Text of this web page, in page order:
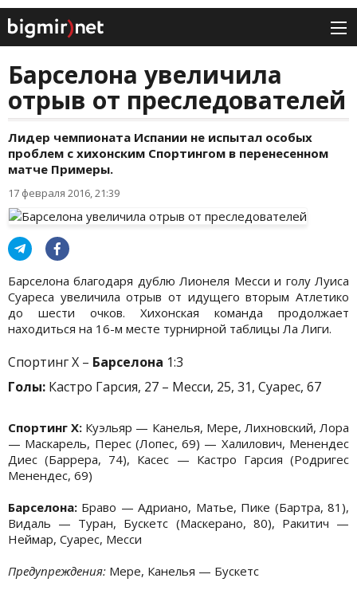
Барселона увеличила
отрыв от преследователей
Лидер чемпионата Испании не испытал особых
проблем с хихонским Спортингом в перенесенном
матче Примеры.
17 февраля 2016, 21:39
Барселона благодаря дублю Лионеля Месси и голу Луиса
Суареса увеличила отрыв от идущего вторым Атлетико
до шести очков. Хихонская команда продолжает
находиться на 16-м месте турнирной таблицы Ла Лиги.
Спортинг Х – Барселона 1:3
Голы: Кастро Гарсия, 27 – Месси, 25, 31, Суарес, 67
Спортинг Х: Куэльяр — Канелья, Мере, Лихновский, Лора
— Маскарель, Перес (Лопес, 69) — Халилович, Менендес
Диес (Баррера, 74), Касес — Кастро Гарсия (Родригес
Менендес, 69)
Барселона: Браво — Адриано, Матье, Пике (Бартра, 81),
Видаль — Туран, Бускетс (Маскерано, 80), Ракитич —
Неймар, Суарес, Месси
Предупреждения: Мере, Канелья — Бускетс